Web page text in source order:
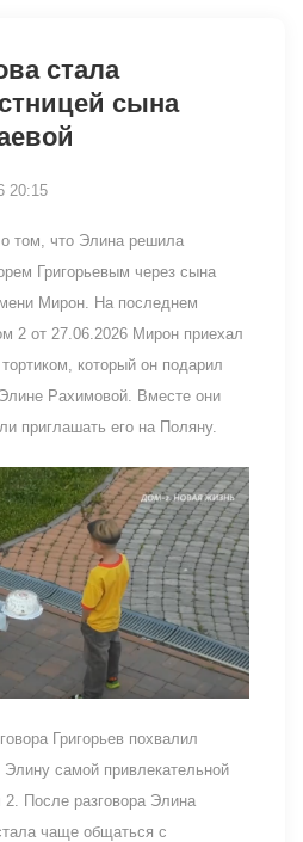
стала
сына
20:15
том, что Элина решила
Григорьевым через сына
Мирон. На последнем
2 от 27.06.2026 Мирон приехал
который он подарил
Рахимовой. Вместе они
приглашать его на Поляну.
Григорьев похвалил
самой привлекательной
После разговора Элина
чаще общаться с